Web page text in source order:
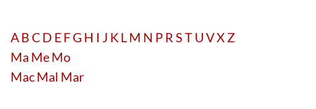
ABCD EFGH I J KLM N PRSTUVX Z
Ma MeMo
MacMal Mar